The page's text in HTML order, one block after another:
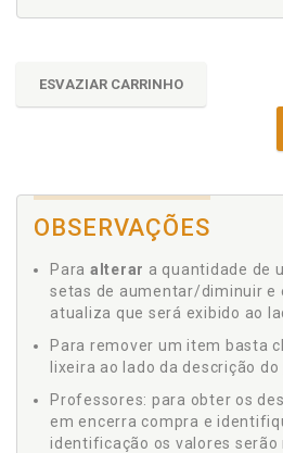
ESVAZIAR CARRINHO
OBSERVAÇÕES
Para alterar a quantidade de
setas de aumentar/diminuir e
atualiza que será exibido ao
Para remover um item basta
lixeira ao lado da descrição
Professores: para obter os
em encerra compra e
identificação os valores serão